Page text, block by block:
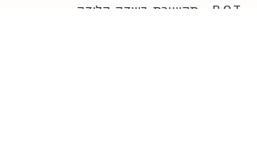
B.O.T - תקשורת בשדה הלידה.